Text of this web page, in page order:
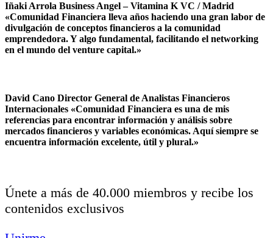
Iñaki Arrola Business Angel – Vitamina K VC / Madrid
«Comunidad Financiera lleva años haciendo una gran labor de
divulgación de conceptos financieros a la comunidad
emprendedora. Y algo fundamental, facilitando el networking
en el mundo del venture capital.»
David Cano Director General de Analistas Financieros
Internacionales «Comunidad Financiera es una de mis
referencias para encontrar información y análisis sobre
mercados financieros y variables económicas. Aquí siempre se
encuentra información excelente, útil y plural.»
Únete a más de 40.000 miembros y recibe los
contenidos exclusivos